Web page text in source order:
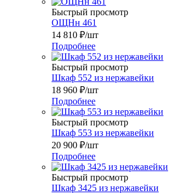
Быстрый просмотр
ОЩНн 461
14 810 ₽/шт
Подробнее
Быстрый просмотр
Шкаф 552 из нержавейки
18 960 ₽/шт
Подробнее
Быстрый просмотр
Шкаф 553 из нержавейки
20 900 ₽/шт
Подробнее
Быстрый просмотр
Шкаф 3425 из нержавейки